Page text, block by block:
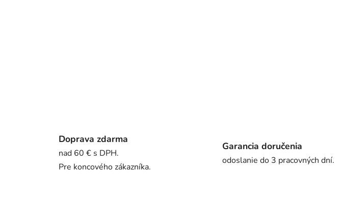
Doprava zdarma
nad 60 € s DPH.
Pre koncového zákazníka.
Garancia doručenia
odoslanie do 3 pracovných dní.